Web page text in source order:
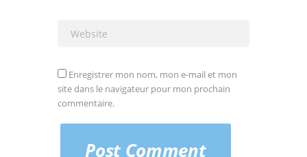
Enregistrer mon nom, mon e-mail et mon
site dans le navigateur pour mon prochain
commentaire.